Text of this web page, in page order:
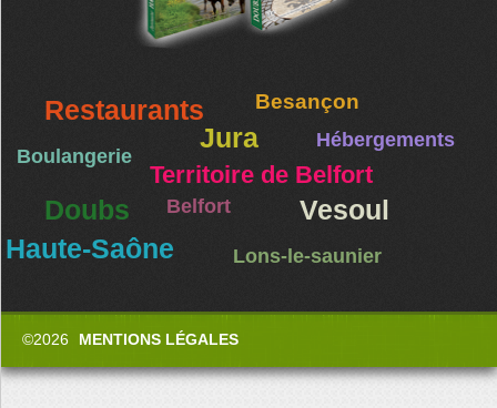
Restaurants Besançon
Jura Hébergements
Boulangerie
Territoire de Belfort
Doubs Belfort
Vesoul
Haute-Saône
Lons-le-saunier
©2026 MENTIONS LÉGALES